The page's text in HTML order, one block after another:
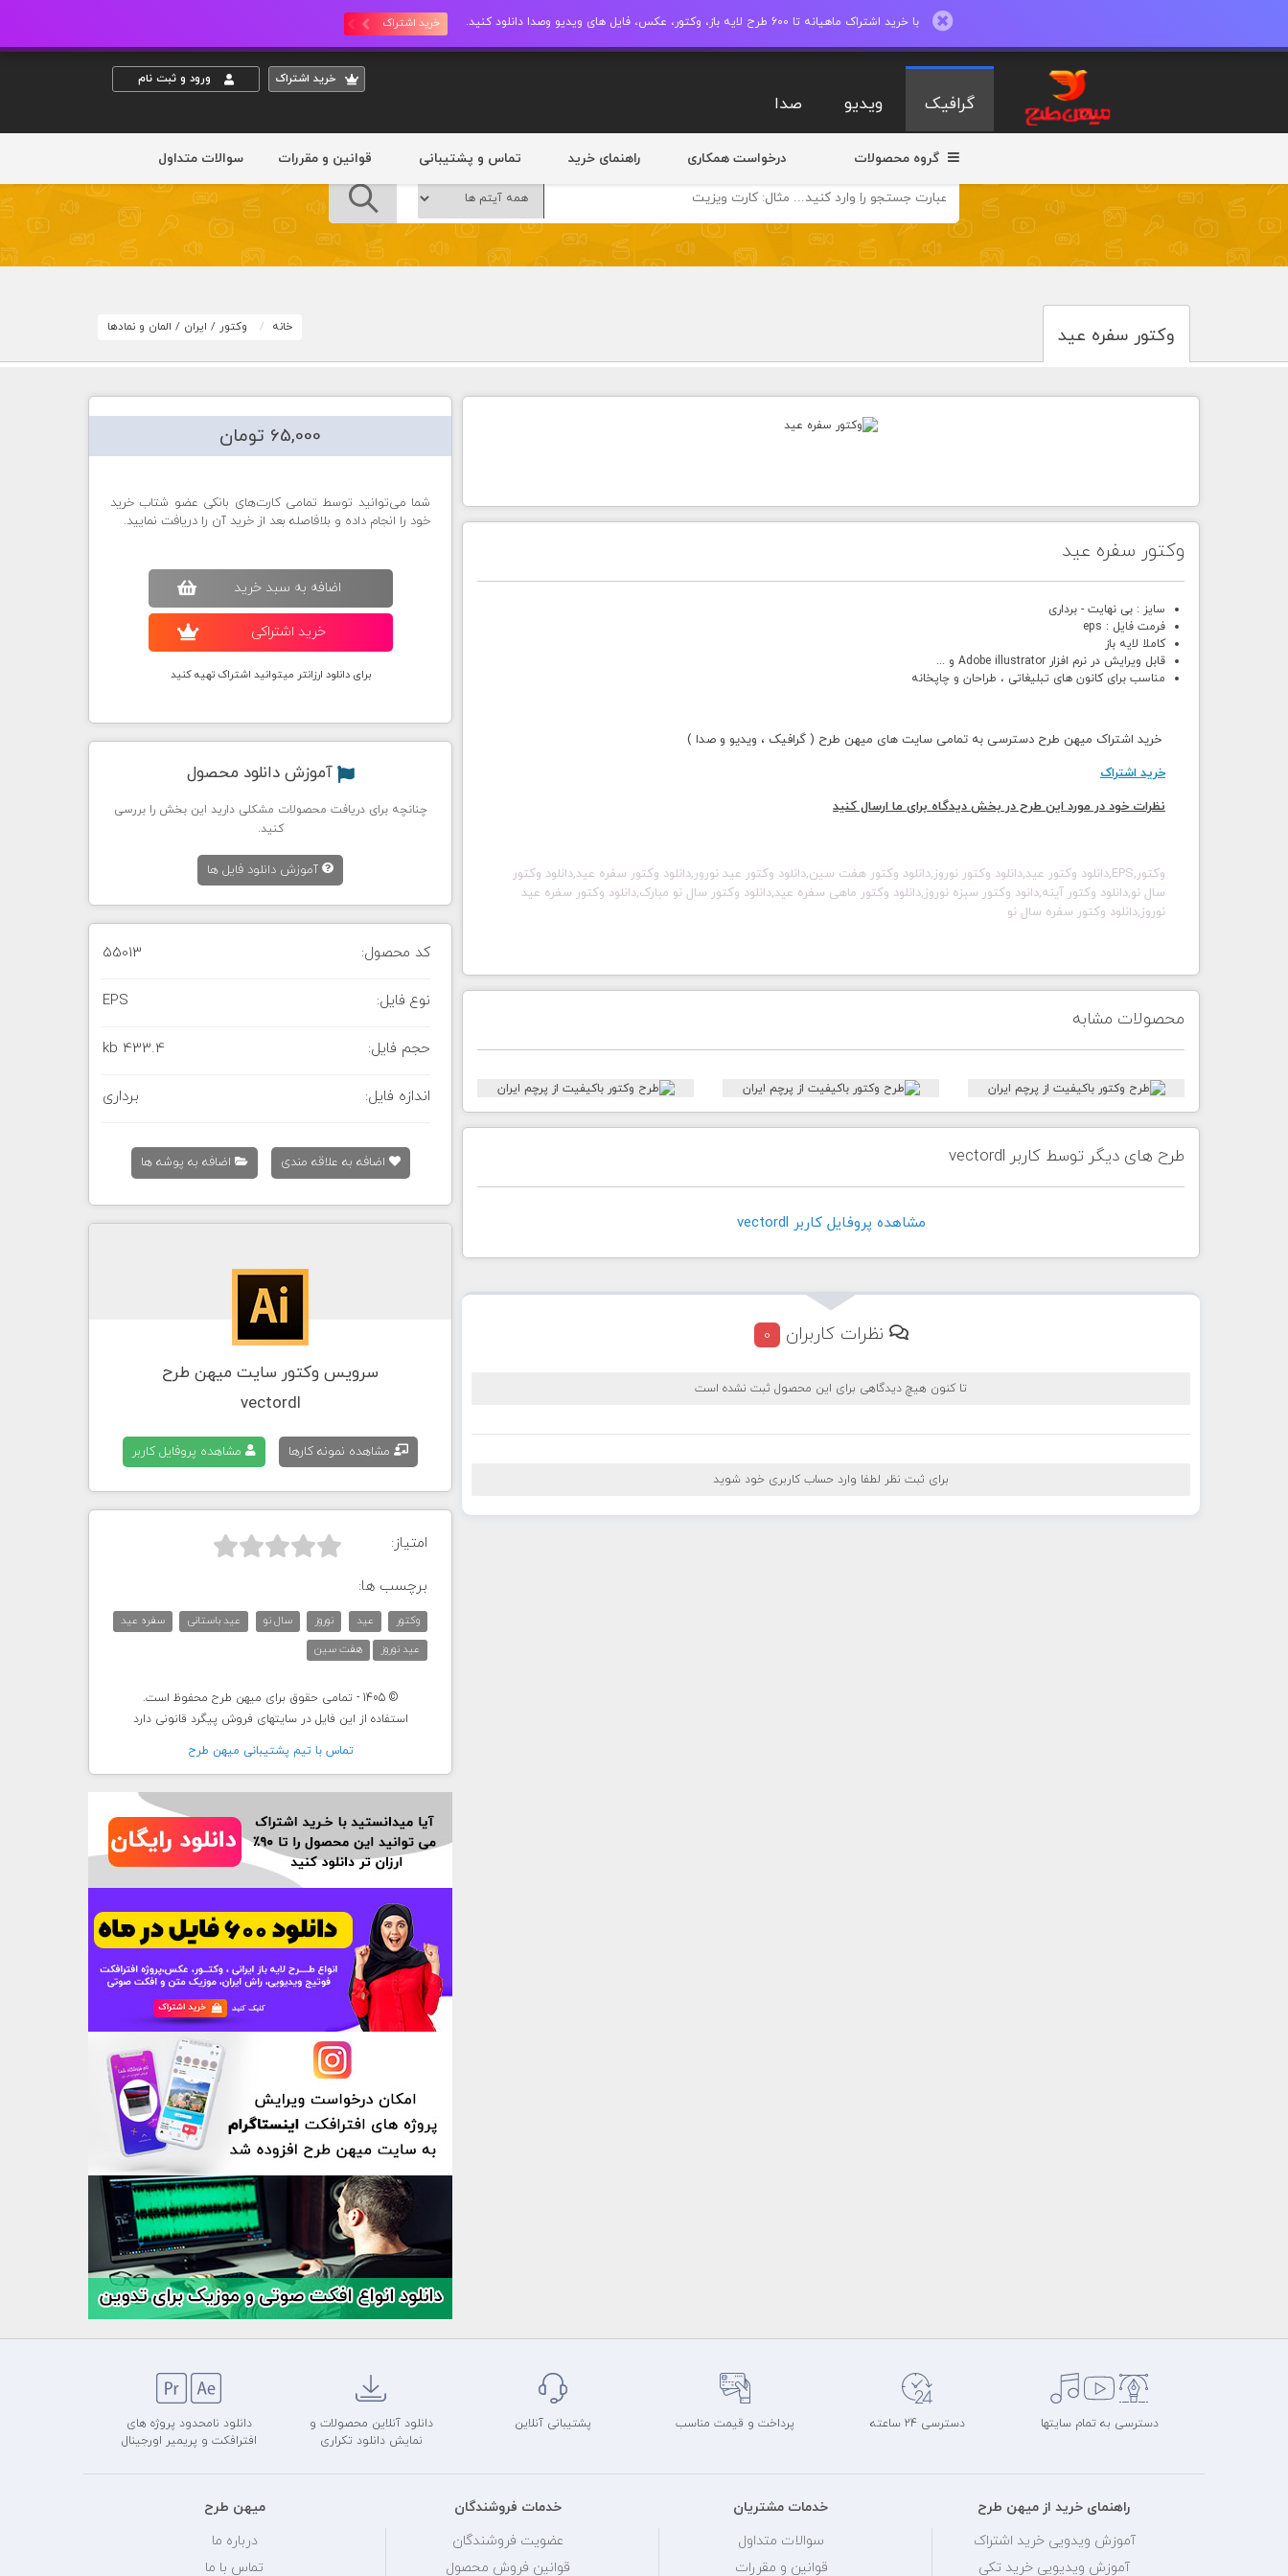
با خرید اشتراک ماهیانه تا 600 طرح لایه باز، وکتور، عکس، فایل های ویدیو وصدا دانلود کنید. خرید اشتراک
خريد اشتراک ورود و ثبت نام
گرافیک ویدیو صدا
گروه محصولات درخواست همکاری راهنمای خرید تماس و پشتیبانی قوانین و مقررات سوالات متداول
وکتور سفره عید خانه وکتور / ایران / المان و نمادها
وکتور سفره عید
سایز : بی نهایت - برداری
فرمت فایل : eps
کاملا لایه باز
قابل ویرایش در نرم افزار Adobe illustrator و ...
مناسب برای کانون های تبلیغاتی ، طراحان و چاپخانه
خرید اشتراک میهن طرح دسترسی به تمامی سایت های میهن طرح ( گرافیک ، ویدیو و صدا )
خرید اشتراک
نظرات خود در مورد این طرح در بخش دیدگاه برای ما ارسال کنید
وکتور,EPS,دانلود وکتور عید,دانلود وکتور نوروز,دانلود وکتور هفت سین,دانلود وکتور عید نورور,دانلود وکتور سفره عید,دانلود وکتور
سال نو,دانلود وکتور آینه,دانود وکتور سبزه نوروز,دانلود وکتور ماهی سفره عید,دانلود وکتور سال نو مبارک,دانلود وکتور سفره عید
نوروز,دانلود وکتور سفره سال نو
محصولات مشابه
طرح های دیگر توسط کاربر vectordl
مشاهده پروفايل کاربر vectordl
نظرات کاربران 0
تا کنون هیچ دیدگاهی برای این محصول ثبت نشده است
برای ثبت نظر لطفا وارد حساب کاربری خود شوید
65,000 تومان
شما می‌توانید توسط تمامی کارت‌های بانکی عضو شتاب خرید
خود را انجام داده و بلافاصله بعد از خرید آن را دریافت نمایید.
اضافه به سبد خريد
خريد اشتراکی
برای دانلود ارزانتر میتوانید اشتراک تهیه کنید
آموزش دانلود محصول
چنانچه برای دریافت محصولات مشکلی دارید این بخش را بررسی
کنید.
آموزش دانلود فایل ها
کد محصول: 55013
نوع فایل: EPS
حجم فایل: 433.4 kb
اندازه فایل: برداری
اضافه به علاقه مندی اضافه به پوشه ها
سرویس وکتور سایت میهن طرح
vectordl
مشاهده نمونه کارها مشاهده پروفایل کاربر
امتیاز: 


برچسب ها:
وکتور عید نوروز سال نو عید باستانی
سفره عید
عید نوروز
هفت سین
© 1405 - تمامی حقوق برای میهن طرح محفوظ است.
استفاده از این فایل در سایتهای فروش پیگرد قانونی دارد
تماس با تيم پشتيبانی ميهن طرح
دسترسی به تمام سایتها دسترسی 24 ساعته پرداخت و قیمت مناسب پشتیبانی آنلاین
دانلود آنلاین محصولات و
نمایش دانلود تکراری
دانلود نامحدود پروژه های
افترافکت و پریمیر اورجینال
راهنمای خرید از میهن طرح
آموزش ویدویی خرید اشتراک
آموزش ویدیویی خرید تکی
خدمات مشتریان
سوالات متداول
قوانین و مقررات
خدمات فروشندگان
عضویت فروشندگان
قوانین فروش محصول
میهن طرح
درباره ما
تماس با ما